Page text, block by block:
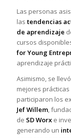
Las personas
las tendencias
de aprendizaje
cursos
for Young
aprendizaje
Asimismo, se
mejores
participaron los
Jef Willem,
de SD Worxe
generando un